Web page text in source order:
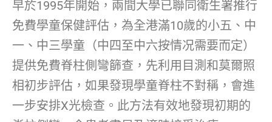
早於1995年開始，兩間大學已聯同衛生署推行
免費學童保健評估，為全港滿10歲的小五、中
一、中三學童（中四至中六按情况需要而定）
提供免費脊柱側彎篩查，先利用目測和莫爾照
相初步評估，如果發現學童脊柱不對稱，會進
一步安排X光檢查。此方法有效地發現初期的